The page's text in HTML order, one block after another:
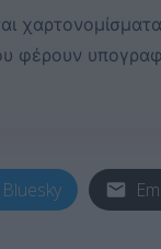
φέρουν
Bluesky